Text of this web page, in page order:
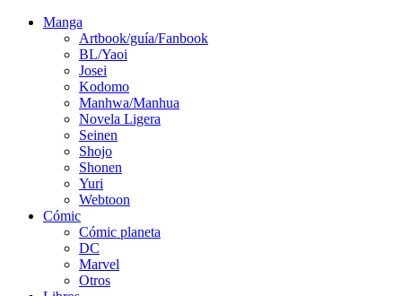
Manga
Artbook/guía/Fanbook
BL/Yaoi
Josei
Kodomo
Manhwa/Manhua
Novela Ligera
Seinen
Shojo
Shonen
Yuri
Webtoon
Cómic
Cómic planeta
DC
Marvel
Otros